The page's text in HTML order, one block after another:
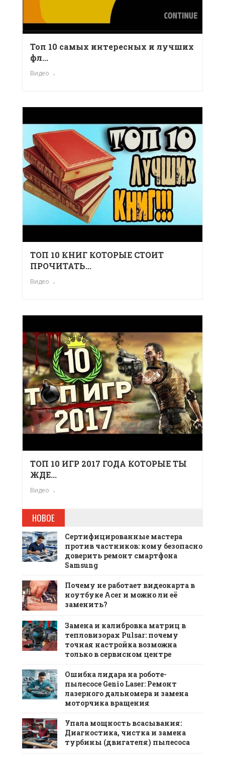
Топ 10 самых интересных и лучших
фл...
Видео
ТОП 10 КНИГ КОТОРЫЕ СТОИТ
ПРОЧИТАТЬ...
Видео
ТОП 10 ИГР 2017 ГОДА КОТОРЫЕ ТЫ
ЖДЕ...
Видео
НОВОЕ
Сертифицированные мастера
против частников: кому безопасно
доверить ремонт смартфона
Samsung
Почему не работает видеокарта в
ноутбуке Acer и можно ли её
заменить?
Замена и калибровка матриц в
тепловизорах Pulsar: почему
точная настройка возможна
только в сервисном центре
Ошибка лидара на роботе-
пылесосе Genio Laser: Ремонт
лазерного дальномера и замена
моторчика вращения
Упала мощность всасывания:
Диагностика, чистка и замена
турбины (двигателя) пылесоса